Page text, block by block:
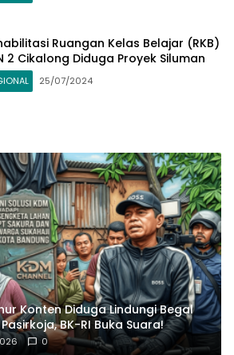
Ruangan Kelas Belajar (RKB)
2 Cikalong Diduga Proyek Siluman
25/07/2024
Konten Diduga Lindungi Begal
BK-RI Buka Suara!
0